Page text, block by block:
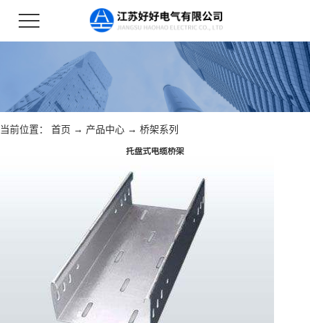
当前位置： 首页 → 产品中心 → 桥架系列
托盘式电缆桥架